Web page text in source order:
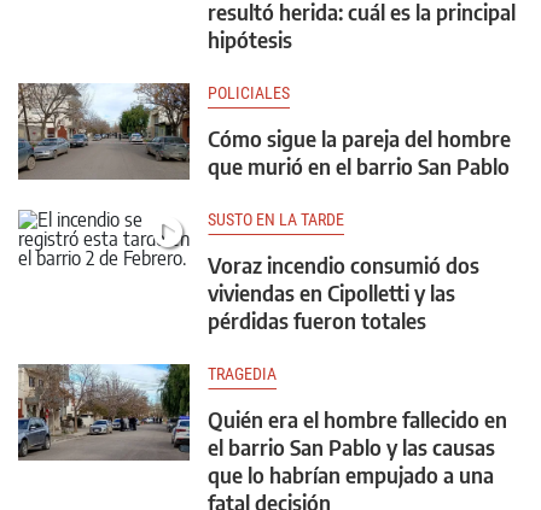
resultó herida: cuál es la principal
hipótesis
POLICIALES
Cómo sigue la pareja del hombre
que murió en el barrio San Pablo
SUSTO EN LA TARDE
Voraz incendio consumió dos
viviendas en Cipolletti y las
pérdidas fueron totales
TRAGEDIA
Quién era el hombre fallecido en
el barrio San Pablo y las causas
que lo habrían empujado a una
fatal decisión